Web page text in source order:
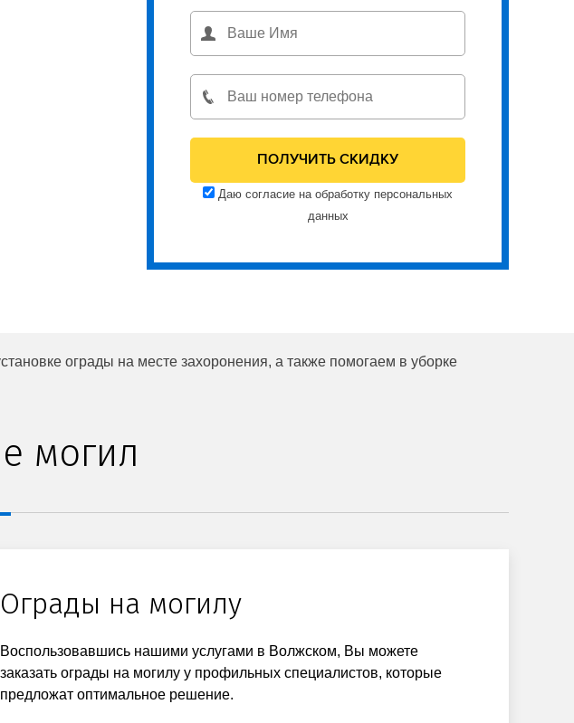
Даю согласие на обработку персональных
данных
ограды на месте захоронения, а также помогаем в уборке
могил
Ограды на могилу
Воспользовавшись нашими услугами в Волжском, Вы можете
заказать ограды на могилу у профильных специалистов, которые
предложат оптимальное решение.